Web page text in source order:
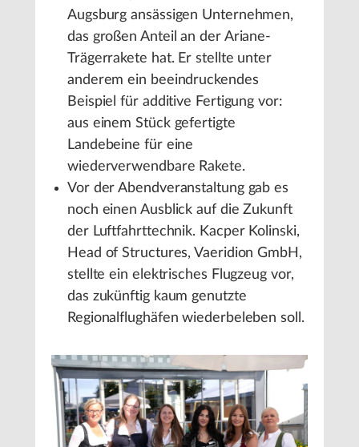
Augsburg ansässigen Unternehmen,
das großen Anteil an der Ariane-
Trägerrakete hat. Er stellte unter
anderem ein beeindruckendes
Beispiel für additive Fertigung vor:
aus einem Stück gefertigte
Landebeine für eine
wiederverwendbare Rakete.
Vor der Abendveranstaltung gab es
noch einen Ausblick auf die Zukunft
der Luftfahrttechnik. Kacper Kolinski,
Head of Structures, Vaeridion GmbH,
stellte ein elektrisches Flugzeug vor,
das zukünftig kaum genutzte
Regionalflughäfen wiederbeleben soll.